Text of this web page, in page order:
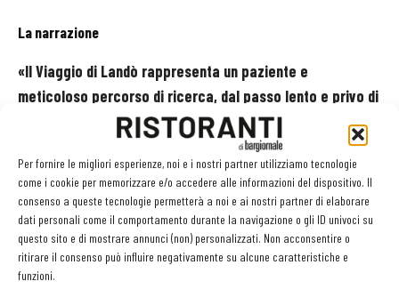
Per fornire le migliori esperienze, noi e i nostri partner utilizziamo tecnologie
come i cookie per memorizzare e/o accedere alle informazioni del dispositivo. Il
consenso a queste tecnologie permetterà a noi e ai nostri partner di elaborare
dati personali come il comportamento durante la navigazione o gli ID univoci su
questo sito e di mostrare annunci (non) personalizzati. Non acconsentire o
ritirare il consenso può influire negativamente su alcune caratteristiche e
funzioni.
La narrazione
«Il Viaggio di Landò rappresenta un paziente e
meticoloso percorso di ricerca, dal passo lento e privo di
fretta - scrive Roberta Perna - . È come se la strada verso i
vigneti più antichi avvenisse su di un’antica carrozza, il landò, il
cui nome evoca anche il soprannome di Landini, Lando, e
simboleggia insieme l'importanza di un calmo respiro che conduce
ad una più profonda ed introspettiva consapevolezza della vita e lo
sguardo verso il passato che narra come il vino fosse fatto un
tempo, senza artifizi nè scorciatoie».